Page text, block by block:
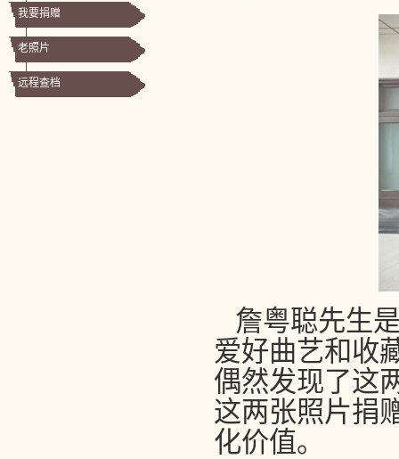
我要捐赠
老照片
远程查档
詹粤聪先生
爱好曲艺和收
偶然发现了这
这两张照片捐
化价值。